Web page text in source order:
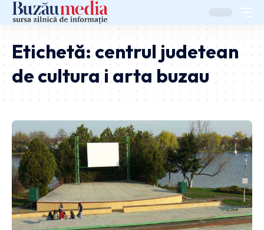
Etichetă:centrul judetean
de cultura i arta buzau